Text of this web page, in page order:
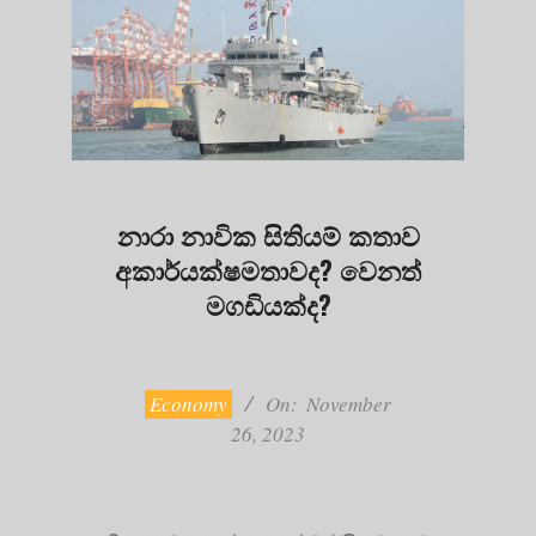
නාරා නාවික සිතියම් කතාව
අකාර්යක්ෂමතාවද? වෙනත්
මගඩියක්ද?
Economy On: November
26, 2023